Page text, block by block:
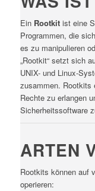
Ein Rootkitist eine
Programmen, die
es zu manipulieren
„Rootkit“ setzt sich
UNIX- und Linux-
zusammen. Rootkits
Rechte zu erlangen
Sicherheitssoftware
ARTEN
Rootkits können auf
operieren: